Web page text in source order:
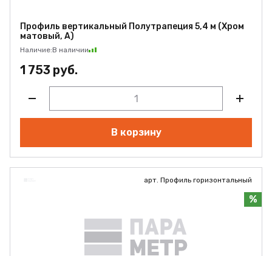
Профиль вертикальный Полутрапеция 5,4 м (Хром
матовый, А)
Наличие:В наличии
1 753 руб.
В корзину
арт. Профиль горизонтальный
%